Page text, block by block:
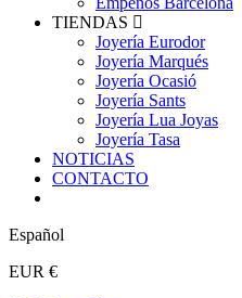
TIENDAS
Joyería Eurodor
Joyería Marqués
Joyería Ocasió
Joyería Sants
Joyería Lua Joyas
Joyería Tasa
NOTICIAS
CONTACTO
Español
EUR €